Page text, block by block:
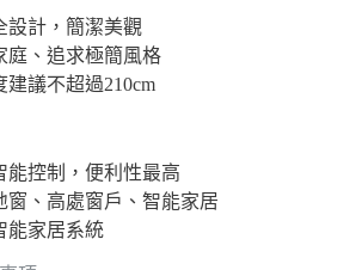
設計，簡潔美觀
庭、追求極簡風格
建議不超過210cm
能控制，便利性最高
窗、高處窗戶、智能家居
能家居系統